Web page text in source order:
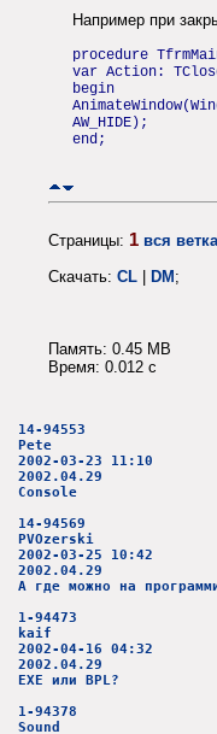
Например при
procedure
var Action:
begin
AW_HIDE);
end;
Страницы: 1 вся ветка
Скачать: CL | DM;
Память: 0.45 MB
Время: 0.012 c
14-94553
Pete
2002-03-23 11:10
2002.04.29
Console
14-94569
PVOzerski
2002-03-25 10:42
2002.04.29
А где можно на
1-94473
kaif
2002-04-16 04:32
2002.04.29
EXE или BPL?
1-94378
Sound